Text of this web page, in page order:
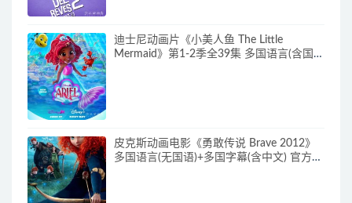
迪士尼动画片《小美人鱼 The Little
Mermaid》第1-2季全39集 多国语言(含国
皮克斯动画电影《勇敢传说 Brave 2012》
多国语言(无国语)+多国字幕(含中文) 官方纯